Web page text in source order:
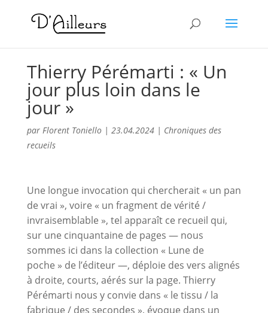
Thierry Pérémarti : « Un
jour plus loin dans le
jour »
par Florent Toniello| 23.04.2024| Chroniques des
recueils
Une longue invocation qui chercherait « un pan
de vrai », voire « un fragment de vérité /
invraisemblable », tel apparaît ce recueil qui,
sur une cinquantaine de pages — nous
sommes ici dans la collection « Lune de
poche » de l’éditeur —, déploie des vers alignés
à droite, courts, aérés sur la page. Thierry
Pérémarti nous y convie dans « le tissu / la
fabrique / des secondes », évoque dans un